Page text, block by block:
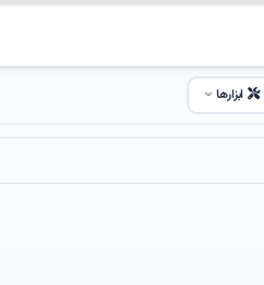
ابزارها